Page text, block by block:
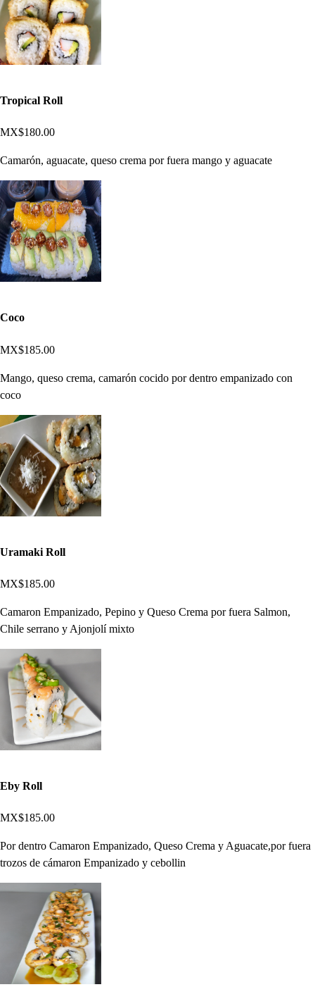
Tropical Roll
MX$180.00
Camarón, aguacate, queso crema por fuera mango y aguacate
Coco
MX$185.00
Mango, queso crema, camarón cocido por dentro empanizado con
coco
Uramaki Roll
MX$185.00
Camaron Empanizado, Pepino y Queso Crema por fuera Salmon,
Chile serrano y Ajonjolí mixto
Eby Roll
MX$185.00
Por dentro Camaron Empanizado, Queso Crema y Aguacate,por fuera
trozos de cámaron Empanizado y cebollin